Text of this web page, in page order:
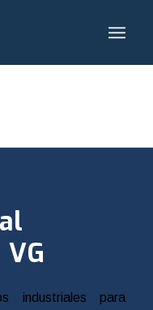
industriales para